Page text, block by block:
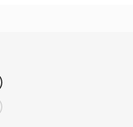
과 서비스 품질을 최우선으